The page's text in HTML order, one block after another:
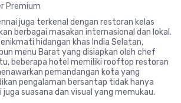
Premium
juga terkenal dengan restoran kelas
berbagai masakan internasional dan lokal.
hidangan khas India Selatan,
menu Barat yang disiapkan oleh chef
beberapa hotel memiliki rooftop restoran
pemandangan kota yang
pengalaman bersantap tidak hanya
suasana dan visual yang memukau.